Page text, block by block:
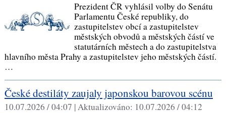
Prezident ČR vyhlásil volby do Senátu
Parlamentu České republiky, do
zastupitelstev obcí a zastupitelstev
městských obvodů a městských částí ve
statutárních městech a do zastupitelstva
hlavního města Prahy a zastupitelstev jeho městských částí.
…
České destiláty zaujaly japonskou barovou scénu
10.07.2026 / 04:07 |Aktualizováno: 10.07.2026 / 04:12